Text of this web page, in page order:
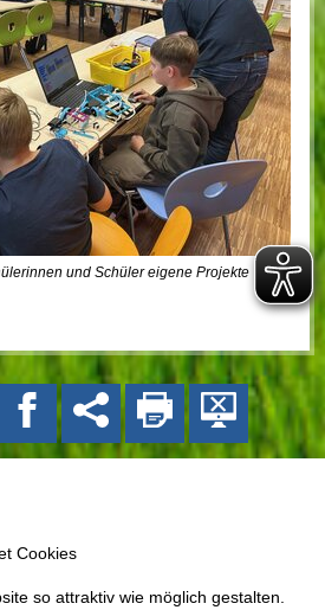
und Schüler eigene Projekte
so attraktiv wie möglich gestalten.